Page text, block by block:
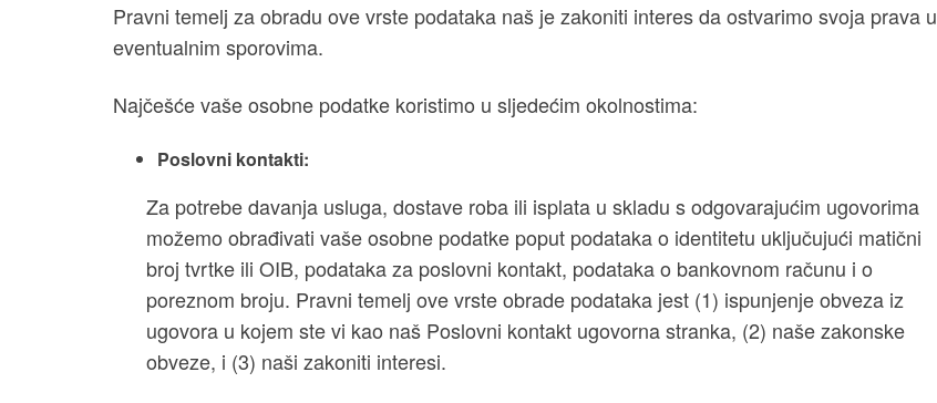
Pravni temelj za obradu ove vrste podataka naš je zakoniti interes da ostvarimo svoja prava u
eventualnim sporovima.
Najčešće vaše osobne podatke koristimo u sljedećim okolnostima:
Poslovni kontakti:
Za potrebe davanja usluga, dostave roba ili isplata u skladu s odgovarajućim ugovorima
možemo obrađivati vaše osobne podatke poput podataka o identitetu uključujući matični
broj tvrtke ili OIB, podataka za poslovni kontakt, podataka o bankovnom računu i o
poreznom broju. Pravni temelj ove vrste obrade podataka jest (1) ispunjenje obveza iz
ugovora u kojem ste vi kao naš Poslovni kontakt ugovorna stranka, (2) naše zakonske
obveze, i (3) naši zakoniti interesi.